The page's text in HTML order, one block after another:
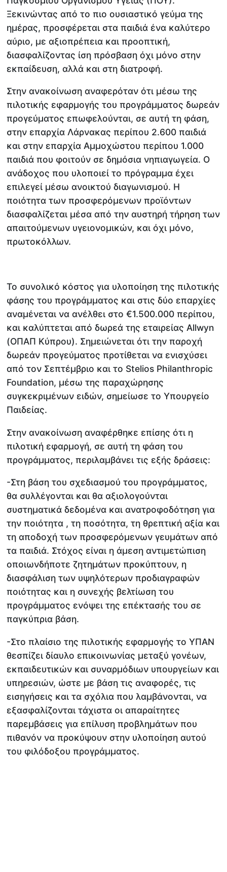
Ξεκινώντας από το πιο ουσιαστικό γεύμα της
ημέρας, προσφέρεται στα παιδιά ένα καλύτερο
αύριο, με αξιοπρέπεια και προοπτική,
διασφαλίζοντας ίση πρόσβαση όχι μόνο στην
εκπαίδευση, αλλά και στη διατροφή.
Στην ανακοίνωση αναφερόταν ότι μέσω της
πιλοτικής εφαρμογής του προγράμματος δωρεάν
προγεύματος επωφελούνται, σε αυτή τη φάση,
στην επαρχία Λάρνακας περίπου 2.600 παιδιά
και στην επαρχία Αμμοχώστου περίπου 1.000
παιδιά που φοιτούν σε δημόσια νηπιαγωγεία. Ο
ανάδοχος που υλοποιεί το πρόγραμμα έχει
επιλεγεί μέσω ανοικτού διαγωνισμού. Η
ποιότητα των προσφερόμενων προϊόντων
διασφαλίζεται μέσα από την αυστηρή τήρηση των
απαιτούμενων υγειονομικών, και όχι μόνο,
πρωτοκόλλων.
Το συνολικό κόστος για υλοποίηση της πιλοτικής
φάσης του προγράμματος και στις δύο επαρχίες
αναμένεται να ανέλθει στο €1.500.000 περίπου,
και καλύπτεται από δωρεά της εταιρείας Allwyn
(ΟΠΑΠ Κύπρου). Σημειώνεται ότι την παροχή
δωρεάν προγεύματος προτίθεται να ενισχύσει
από τον Σεπτέμβριο και το Stelios Philanthropic
Foundation, μέσω της παραχώρησης
συγκεκριμένων ειδών, σημείωσε το Υπουργείο
Παιδείας.
Στην ανακοίνωση αναφέρθηκε επίσης ότι η
πιλοτική εφαρμογή, σε αυτή τη φάση του
προγράμματος, περιλαμβάνει τις εξής δράσεις:
-Στη βάση του σχεδιασμού του προγράμματος,
θα συλλέγονται και θα αξιολογούνται
συστηματικά δεδομένα και ανατροφοδότηση για
την ποιότητα , τη ποσότητα, τη θρεπτική αξία και
τη αποδοχή των προσφερόμενων γευμάτων από
τα παιδιά. Στόχος είναι η άμεση αντιμετώπιση
οποιωνδήποτε ζητημάτων προκύπτουν, η
διασφάλιση των υψηλότερων προδιαγραφών
ποιότητας και η συνεχής βελτίωση του
προγράμματος ενόψει της επέκτασής του σε
παγκύπρια βάση.
-Στο πλαίσιο της πιλοτικής εφαρμογής το ΥΠΑΝ
θεσπίζει δίαυλο επικοινωνίας μεταξύ γονέων,
εκπαιδευτικών και συναρμόδιων υπουργείων και
υπηρεσιών, ώστε με βάση τις αναφορές, τις
εισηγήσεις και τα σχόλια που λαμβάνονται, να
εξασφαλίζονται τάχιστα οι απαραίτητες
παρεμβάσεις για επίλυση προβλημάτων που
πιθανόν να προκύψουν στην υλοποίηση αυτού
του φιλόδοξου προγράμματος.